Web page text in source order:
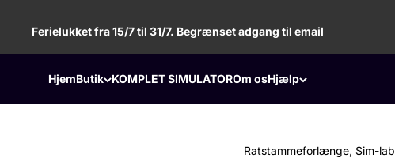
Ferielukket fra 15/7 til 31/7. Begrænset adgang til email
HjemButik KOMPLET SIMULATOROm osHjælp
Ratstammeforlænge, Sim-lab